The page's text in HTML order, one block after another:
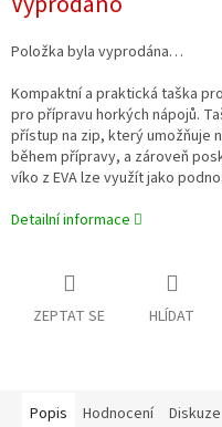
cena:
Položka byla vyprodána…
Kompaktní a praktická taška
pro přípravu horkých nápojů.
přístup na zip, který umožňuje
během přípravy, a zároveň
víko z EVA lze využít jako
Detailní informace
ZEPTAT SE HLÍDAT
Popis Hodnocení Diskuze